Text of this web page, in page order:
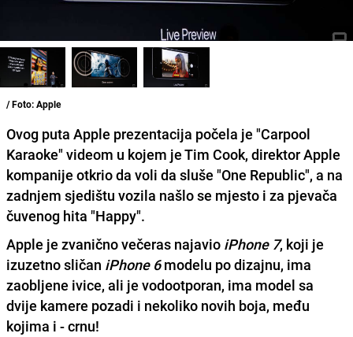
/ Foto: Apple
Ovog puta Apple prezentacija počela je "Carpool
Karaoke" videom u kojem je Tim Cook, direktor Apple
kompanije otkrio da voli da sluše "One Republic", a na
zadnjem sjedištu vozila našlo se mjesto i za pjevača
čuvenog hita "Happy".
Apple je zvanično večeras najavio iPhone 7, koji je
izuzetno sličan iPhone 6modelu po dizajnu, ima
zaobljene ivice, ali je vodootporan, ima model sa
dvije kamere pozadi i nekoliko novih boja, među
kojima i - crnu!